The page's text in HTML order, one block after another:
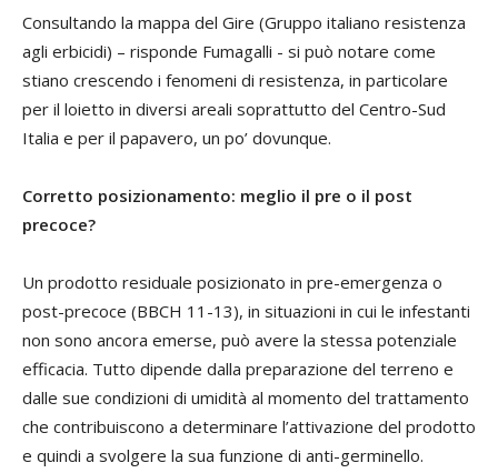
Consultando la mappa del Gire (Gruppo italiano resistenza
agli erbicidi) – risponde Fumagalli - si può notare come
stiano crescendo i fenomeni di resistenza, in particolare
per il loietto in diversi areali soprattutto del Centro-Sud
Italia e per il papavero, un po’ dovunque.
Corretto posizionamento: meglio il pre o il post
precoce?
Un prodotto residuale posizionato in pre-emergenza o
post-precoce (BBCH 11-13), in situazioni in cui le infestanti
non sono ancora emerse, può avere la stessa potenziale
efficacia. Tutto dipende dalla preparazione del terreno e
dalle sue condizioni di umidità al momento del trattamento
che contribuiscono a determinare l’attivazione del prodotto
e quindi a svolgere la sua funzione di anti-germinello.